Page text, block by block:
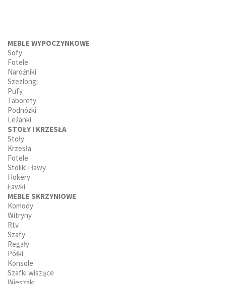
MEBLE WYPOCZYNKOWE
Sofy
Fotele
Narożniki
Szezlongi
Pufy
Taborety
Podnóżki
Leżanki
STOŁY I KRZESŁA
Stoły
Krzesła
Fotele
Stoliki i ławy
Hokery
Ławki
MEBLE SKRZYNIOWE
Komody
Witryny
Rtv
Szafy
Regały
Półki
Konsole
Szafki wiszące
Wieszaki